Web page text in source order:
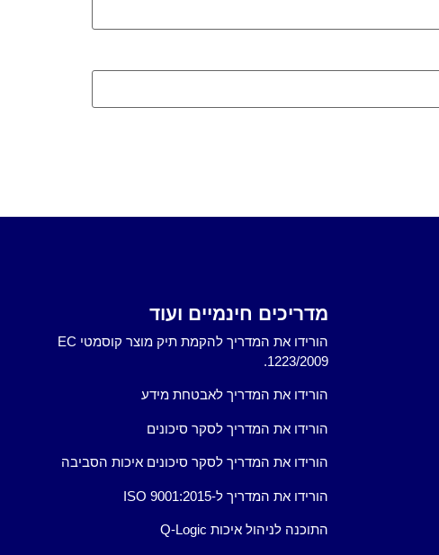
מדריכים חינמיים ועוד
הורידו את המדריך להקמת תיק מוצר קוסמטי EC
1223/2009.
הורידו את המדריך לאבטחת מידע
הורידו את המדריך לסקר סיכונים
הורידו את המדריך לסקר סיכונים איכות הסביבה
הורידו את המדריך ל-ISO 9001:2015
התוכנה לניהול איכות Q-Logic